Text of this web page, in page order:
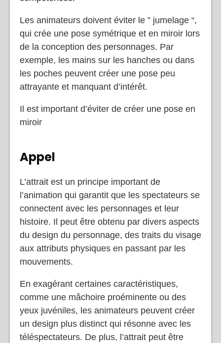
Les animateurs doivent éviter le ” jumelage “,
qui crée une pose symétrique et en miroir lors
de la conception des personnages. Par
exemple, les mains sur les hanches ou dans
les poches peuvent créer une pose peu
attrayante et manquant d’intérêt.
Il est important d’éviter de créer une pose en
miroir
Appel
L’attrait est un principe important de
l’animation qui garantit que les spectateurs se
connectent avec les personnages et leur
histoire. Il peut être obtenu par divers aspects
du design du personnage, des traits du visage
aux attributs physiques en passant par les
mouvements.
En exagérant certaines caractéristiques,
comme une mâchoire proéminente ou des
yeux juvéniles, les animateurs peuvent créer
un design plus distinct qui résonne avec les
téléspectateurs. De plus, l’attrait peut être